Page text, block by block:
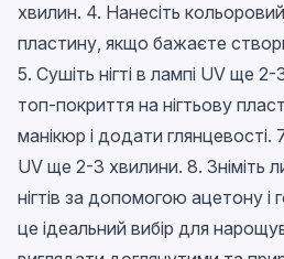
хвилин. 4. Нанесіть кольоровий
пластину, якщо бажаєте
5. Сушіть нігті в лампі UV ще
топ-покриття на нігтьову
манікюр і додати глянцевості.
UV ще 2-3 хвилини. 8. Зніміть
нігтів за допомогою ацетону і
це ідеальний вибір для